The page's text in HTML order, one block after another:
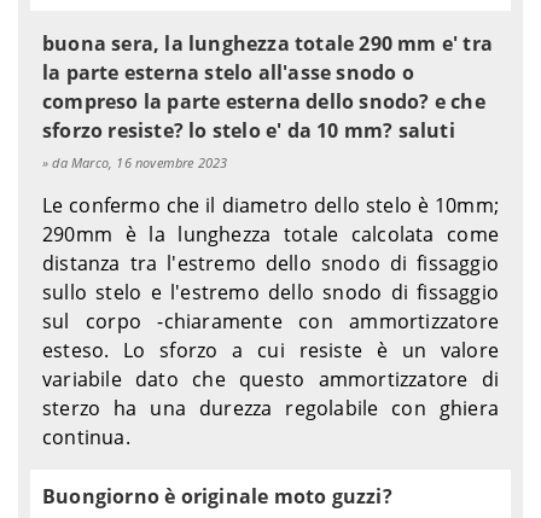
buona sera, la lunghezza totale 290 mm e' tra
la parte esterna stelo all'asse snodo o
compreso la parte esterna dello snodo? e che
sforzo resiste? lo stelo e' da 10 mm? saluti
da Marco, 16 novembre 2023
Le confermo che il diametro dello stelo è 10mm;
290mm è la lunghezza totale calcolata come
distanza tra l'estremo dello snodo di fissaggio
sullo stelo e l'estremo dello snodo di fissaggio
sul corpo -chiaramente con ammortizzatore
esteso. Lo sforzo a cui resiste è un valore
variabile dato che questo ammortizzatore di
sterzo ha una durezza regolabile con ghiera
continua.
Buongiorno è originale moto guzzi?